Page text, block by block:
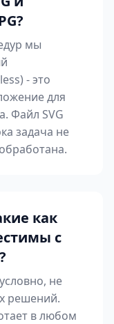
мы
- это
для
Файл SVG
задача не
как
с
не
решений.
в любом